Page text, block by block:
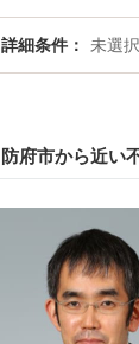
詳細条件 未選択
防府市から近い